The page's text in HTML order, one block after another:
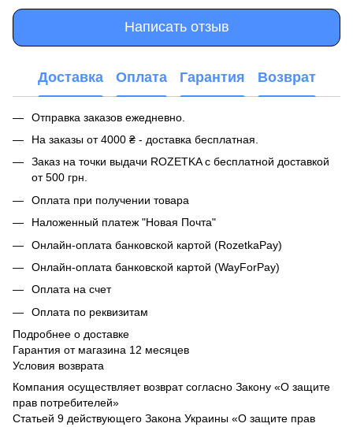
Написать отзыв
Доставка Оплата Гарантия Возврат
Отправка заказов ежедневно.
На заказы от 4000 ₴ - доставка бесплатная.
Заказ на точки выдачи ROZETKA с бесплатной доставкой
от 500 грн.
Оплата при получении товара
Наложенный платеж "Новая Почта"
Онлайн-оплата банковской картой (RozetkaPay)
Онлайн-оплата банковской картой (WayForPay)
Оплата на счет
Оплата по реквизитам
Подробнее о доставке
Гарантия от магазина 12 месяцев
Условия возврата
Компания осуществляет возврат согласно Закону «О защите
прав потребителей»
Статьей 9 действующего Закона Украины «О защите прав